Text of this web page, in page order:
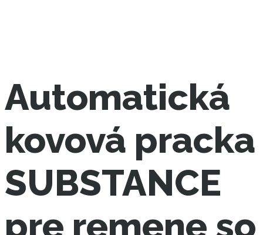
Automatická
kovová pracka
SUBSTANCE
pre remene so